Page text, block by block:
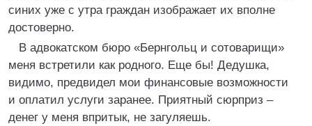
синих уже с утра граждан изображает их вполне
достоверно.
В адвокатском бюро «Бернгольц и сотоварищи»
меня встретили как родного. Еще бы! Дедушка,
видимо, предвидел мои финансовые возможности
и оплатил услуги заранее. Приятный сюрприз –
денег у меня впритык, не загуляешь.